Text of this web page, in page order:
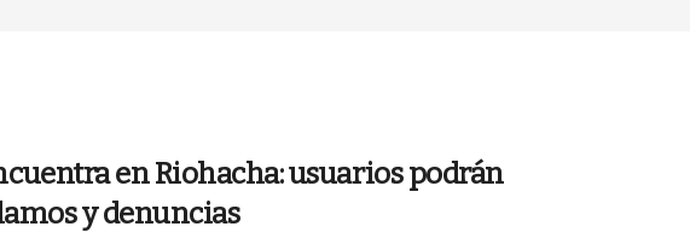
en Riohacha: usuarios podrán
y denuncias